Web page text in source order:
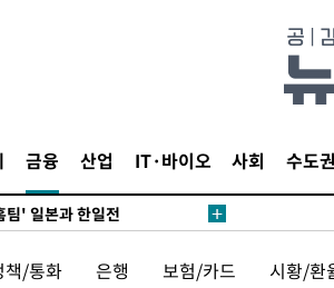
금융 산업 IT·바이오 사회 수도권
스닥 1.3%↑
견…감정가 1.3억원
팀' 일본과 한일전
도' 무더위, 열대야 계속[다음
책/통화 은행 보험/카드 시황/환